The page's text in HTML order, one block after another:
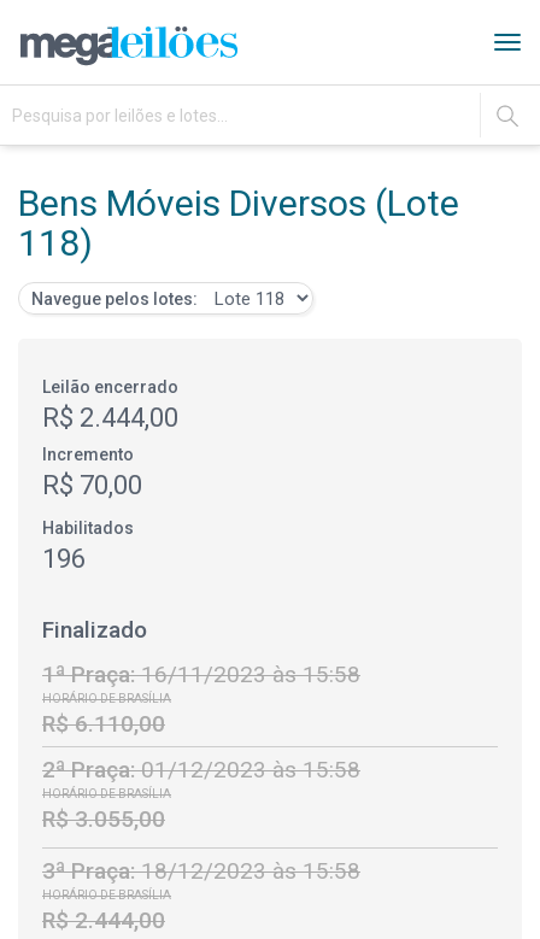
IR
Bens Móveis Diversos (Lote
118)
Navegue pelos lotes:
Leilão encerrado
R$ 2.444,00
Incremento
R$ 70,00
Habilitados
196
Finalizado
1ª Praça:16/11/2023 às 15:58
HORÁRIO DE BRASÍLIA
R$ 6.110,00
2ª Praça:01/12/2023 às 15:58
HORÁRIO DE BRASÍLIA
R$ 3.055,00
3ª Praça:18/12/2023 às 15:58
HORÁRIO DE BRASÍLIA
R$ 2.444,00